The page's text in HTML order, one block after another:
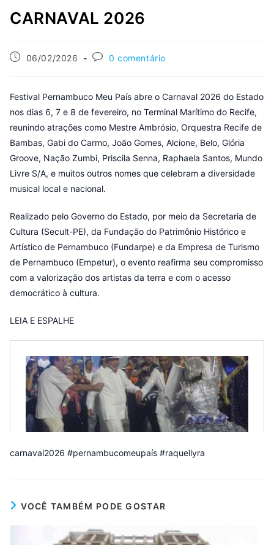
CARNAVAL 2026
06/02/2026 0 comentário
Festival Pernambuco Meu País abre o Carnaval 2026 do Estado
nos dias 6, 7 e 8 de fevereiro, no Terminal Marítimo do Recife,
reunindo atrações como Mestre Ambrósio, Orquestra Recife de
Bambas, Gabi do Carmo, João Gomes, Alcione, Belo, Glória
Groove, Nação Zumbi, Priscila Senna, Raphaela Santos, Mundo
Livre S/A, e muitos outros nomes que celebram a diversidade
musical local e nacional.
Realizado pelo Governo do Estado, por meio da Secretaria de
Cultura (Secult-PE), da Fundação do Patrimônio Histórico e
Artístico de Pernambuco (Fundarpe) e da Empresa de Turismo
de Pernambuco (Empetur), o evento reafirma seu compromisso
com a valorização dos artistas da terra e com o acesso
democrático à cultura.
LEIA E ESPALHE
carnaval2026 #pernambucomeupaís #raquellyra
VOCÊ TAMBÉM PODE GOSTAR